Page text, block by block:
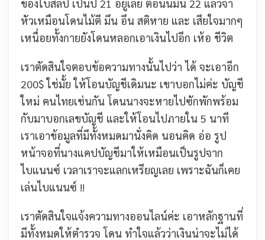
ของใบสลิป เป็นปี 21 อยู่เลย ตอนนี้มัน 22 แล้วจ้า
หัวเหมือนโดนไม้ตี มึน อึน สติหาย และ เสียใจมากๆ
เหนื่อยทั้งกายยังโดนหลอกเอาเงินไปอีก เห้อ ชีวิต
เราตัดสินใจตอบข้อความทางนั้นไปว่า ได้ จะเอาอีก
200$ ใช่มั้ย ให้โอนบัญชีเดิมนะ เขาบอกไม่ค่ะ บัญชี
ใหม่ คนไทยเช่นกัน โดนนางจะหายไปซักพักพร้อม
กับมาบอกเลขบัญชี และให้โอนไปภายใน 5 นาที
เราเอาข้อมูลที่มีทั้งหมดมานั่งคิด นอนคิด อ่อ รูป
หน้าจอที่นางแคปบัญชีมาให้เหมือนเป็นรูปจาก
ไบแนนซ์ เวลาเราจะแลกเหรียญเลย เพราะฉันก็เคย
เล่นไบแนนซ์ !!
เราตัดสินใจแจ้งความทางออนไลน์ค่ะ เอาหลักฐานที่
มีทั้งหมดให้ตำรวจ โดน ทำใจแล้วว่าเงินน่าจะไม่ได้